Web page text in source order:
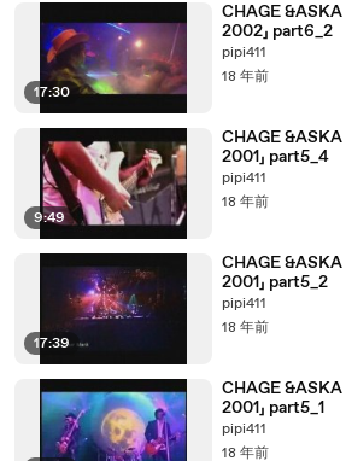
17:30
CHAGE &ASKA
2002」 part6_2
pipi411
18 年前
9:49
CHAGE
2001」 part5_4
pipi411
18 年前
17:39
CHAGE
2001」 part5_2
pipi411
18 年前
CHAGE
2001」 part5_1
pipi411
18 年前